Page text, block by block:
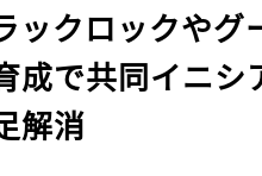
ックロックやグ
成で共同イニシ
解消